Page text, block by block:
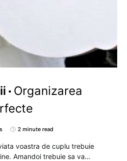
Organizarea
2 minute read
voastra de cuplu trebuie
Amandoi trebuie sa va…